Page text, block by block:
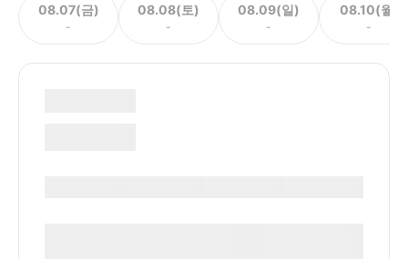
08.07(금)
-
08.08(토)
-
08.09(일)
-
08.10(월)
-